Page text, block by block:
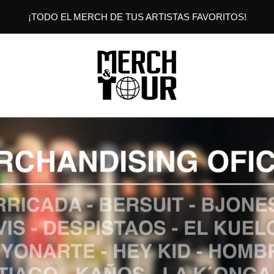
¡TODO EL MERCH DE TUS ARTISTAS FAVORITOS!
MERCHANDTOUR